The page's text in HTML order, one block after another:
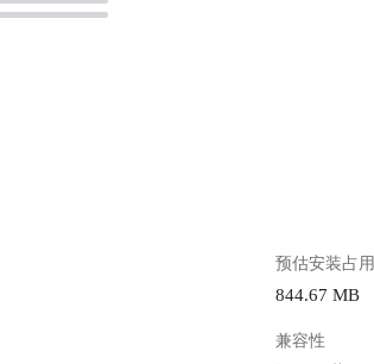
预估安装占用
844.67 MB
兼容性